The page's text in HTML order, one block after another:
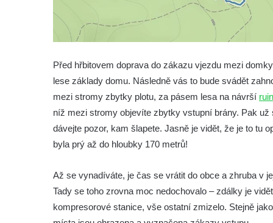
Budova základní školy v Lužci nad Vltavou
Dům čp. 11 v Hrobčicích
Rodný dům Josefa Hory v Dobříni
Královská mincovna v Jáchymově
Chudobinec Franze Preidla v České
Kamenici
Dům čp. 121 ve Velenicích
Dům čp. 155 ve Velenicích
Dům čp. 33 – bývalá škola ve Velenicích
Před hřbitovem doprava do zákazu vjezdu mezi
lese základy domu. Následně vás to bude svádět
mezi stromy zbytky plotu, za pásem lesa na návrší
níž mezi stromy objevíte zbytky vstupní brány. Pak
dávejte pozor, kam šlapete. Jasně je vidět, že je to tu
byla prý až do hloubky 170 metrů!
Až se vynadíváte, je čas se vrátit do obce a zhruba v
Tady se toho zrovna moc nedochovalo – zdálky je
kompresorové stanice, vše ostatní zmizelo. Stejně